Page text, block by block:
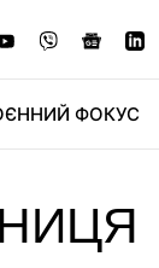
ФОКУС